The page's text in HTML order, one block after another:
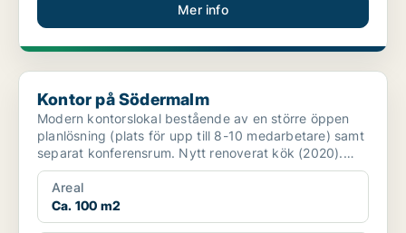
Mer info
Kontor på Södermalm
Kontor på Södermalm
Modern kontorslokal bestående av en större öppen
planlösning (plats för upp till 8-10 medarbetare) samt
separat konferensrum. Nytt renoverat kök (2020).
värm...
Areal
Ca. 100 m2